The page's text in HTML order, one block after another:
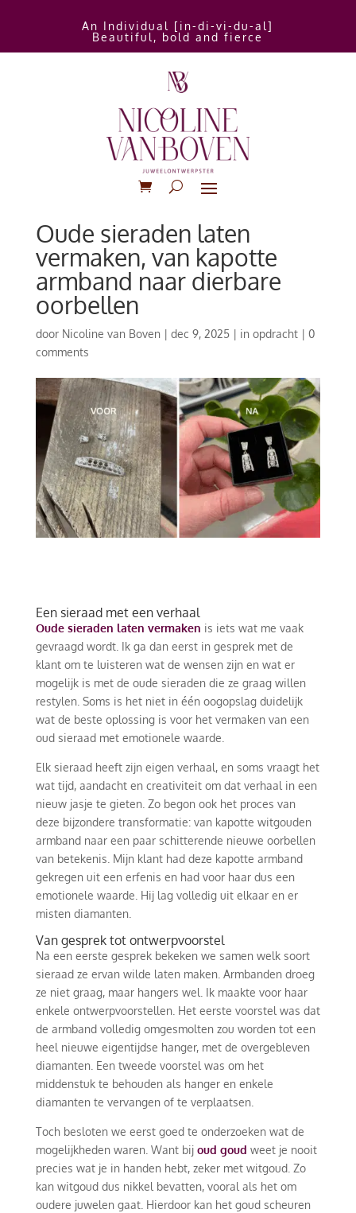
An Individual [in-di-vi-du-al]
Beautiful, bold and fierce
Oude sieraden laten
vermaken, van kapotte
armband naar dierbare
oorbellen
door Nicoline van Boven| dec 9, 2025| in opdracht| 0
comments
Een sieraad met een verhaal
Oude sieraden laten vermaken is iets wat me vaak
gevraagd wordt. Ik ga dan eerst in gesprek met de
klant om te luisteren wat de wensen zijn en wat er
mogelijk is met de oude sieraden die ze graag willen
restylen. Soms is het niet in één oogopslag duidelijk
wat de beste oplossing is voor het vermaken van een
oud sieraad met emotionele waarde.
Elk sieraad heeft zijn eigen verhaal, en soms vraagt het
wat tijd, aandacht en creativiteit om dat verhaal in een
nieuw jasje te gieten. Zo begon ook het proces van
deze bijzondere transformatie: van kapotte witgouden
armband naar een paar schitterende nieuwe oorbellen
van betekenis. Mijn klant had deze kapotte armband
gekregen uit een erfenis en had voor haar dus een
emotionele waarde. Hij lag volledig uit elkaar en er
misten diamanten.
Van gesprek tot ontwerpvoorstel
Na een eerste gesprek bekeken we samen welk soort
sieraad ze ervan wilde laten maken. Armbanden droeg
ze niet graag, maar hangers wel. Ik maakte voor haar
enkele ontwerpvoorstellen. Het eerste voorstel was dat
de armband volledig omgesmolten zou worden tot een
heel nieuwe eigentijdse hanger, met de overgebleven
diamanten. Een tweede voorstel was om het
middenstuk te behouden als hanger en enkele
diamanten te vervangen of te verplaatsen.
Toch besloten we eerst goed te onderzoeken wat de
mogelijkheden waren. Want bij oud goud weet je nooit
precies wat je in handen hebt, zeker met witgoud. Zo
kan witgoud dus nikkel bevatten, vooral als het om
oudere juwelen gaat. Hierdoor kan het goud scheuren